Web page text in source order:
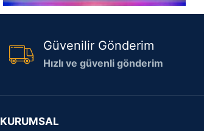
Güvenilir Gönderim
Hızlı ve güvenli gönderim
KURUMSAL